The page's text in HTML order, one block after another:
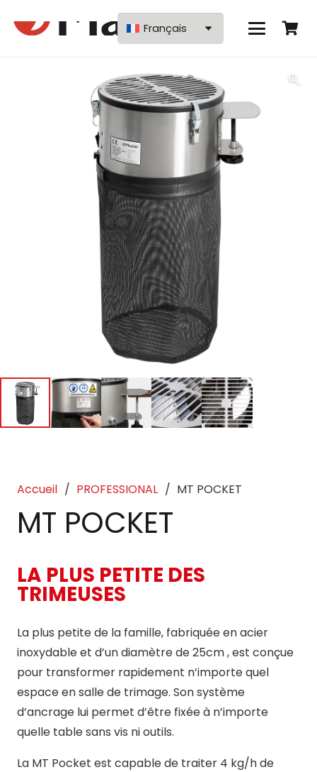
Français
Accueil / PROFESSIONAL / MT POCKET
MT POCKET
LA PLUS PETITE DES
TRIMEUSES
La plus petite de la famille, fabriquée en acier
inoxydable et d’un diamètre de 25cm , est conçue
pour transformer rapidement n’importe quel
espace en salle de trimage. Son système
d’ancrage lui permet d’être fixée à n’importe
quelle table sans vis ni outils.
La MT Pocket est capable de traiter 4 kg/h de